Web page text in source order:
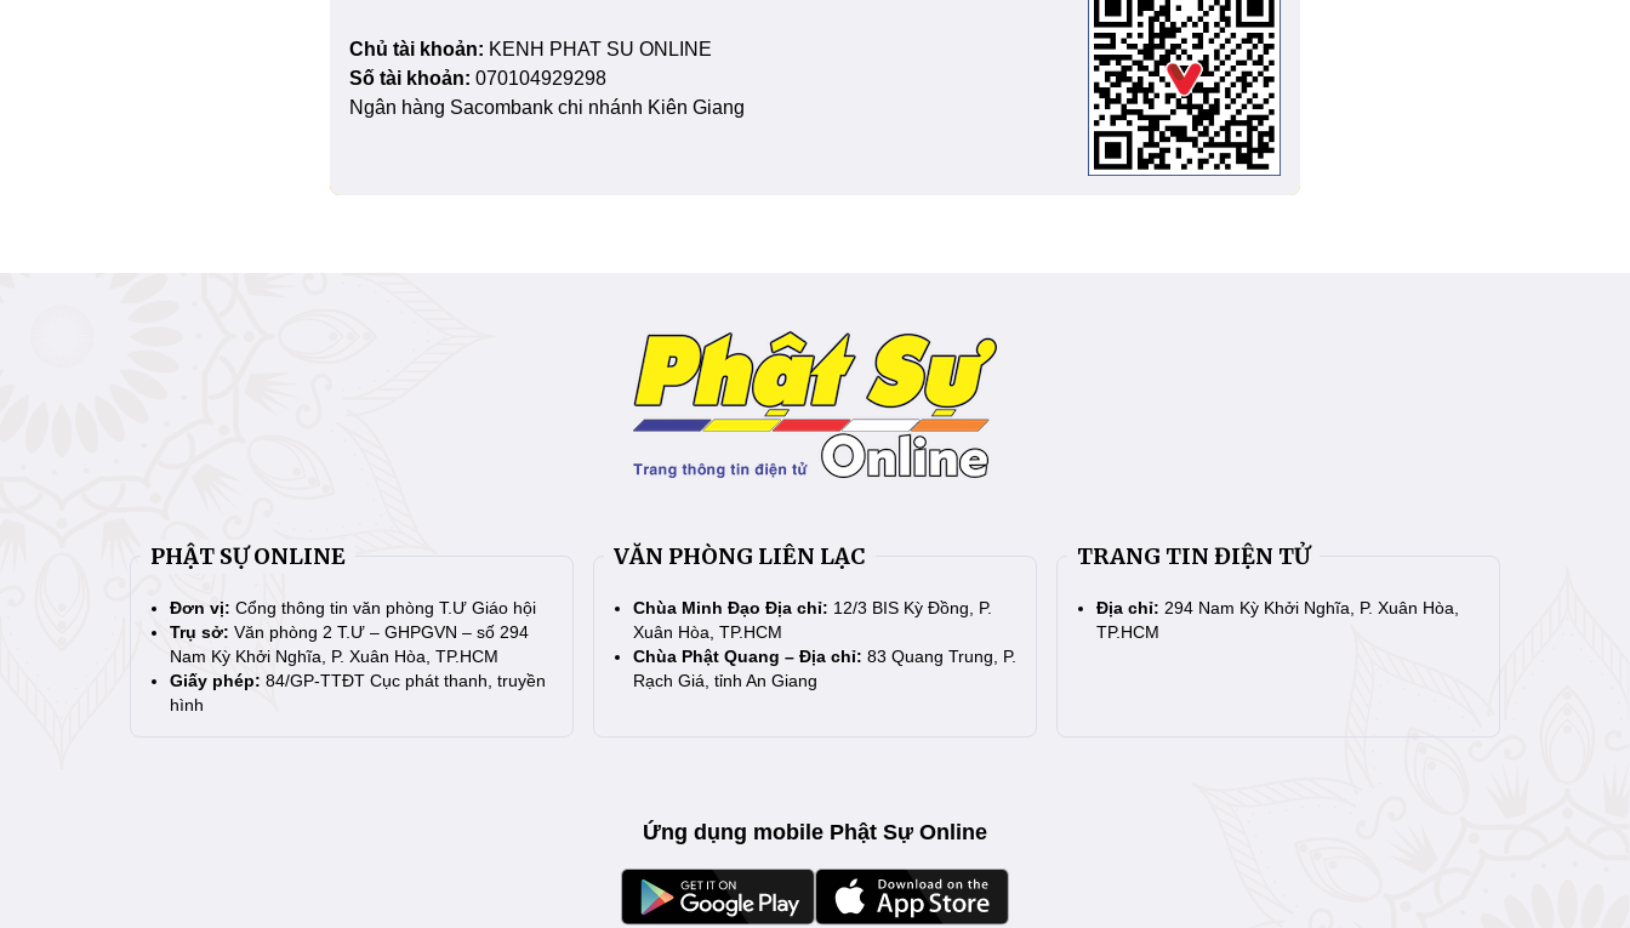
Chủ tài khoản: KENH PHAT SU ONLINE
Số tài khoản: 070104929298
Ngân hàng Sacombank chi nhánh Kiên Giang
PHẬT SỰ ONLINE
Đơn vị: Cổng thông tin văn phòng T.Ư Giáo hội
Trụ sở: Văn phòng 2 T.Ư – GHPGVN – số 294
Nam Kỳ Khởi Nghĩa, P. Xuân Hòa, TP.HCM
Giấy phép: 84/GP-TTĐT Cục phát thanh, truyền
hình
VĂN PHÒNG LIÊN LẠC
Chùa Minh Đạo Địa chỉ: 12/3 BIS Kỳ Đồng, P.
Xuân Hòa, TP.HCM
Chùa Phật Quang – Địa chỉ: 83 Quang Trung, P.
Rạch Giá, tỉnh An Giang
TRANG TIN ĐIỆN TỬ
Địa chỉ: 294 Nam Kỳ Khởi Nghĩa, P. Xuân Hòa,
TP.HCM
Ứng dụng mobile Phật Sự Online